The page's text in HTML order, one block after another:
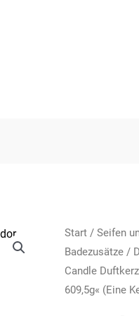
Start/ Seifen
Badezusätze/
Candle
609,5g« (Eine